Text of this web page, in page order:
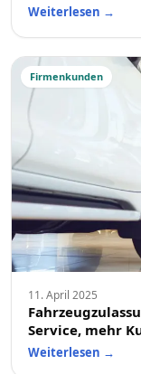
Weiterlesen →
Firmenkunden
11. April 2025
Service, mehr
Weiterlesen →